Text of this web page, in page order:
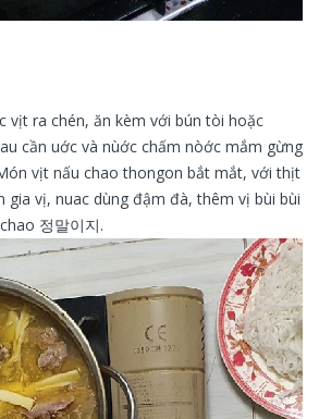
vịt ra chén, ăn kèm với bún tòi hoặc
cần uớc và nùớc chấm nòớc mắm gừng
vịt nấu chao thongon bắt mắt, với thịt
vị, nuac dùng đậm đà, thêm vị bùi bùi
정말이지.